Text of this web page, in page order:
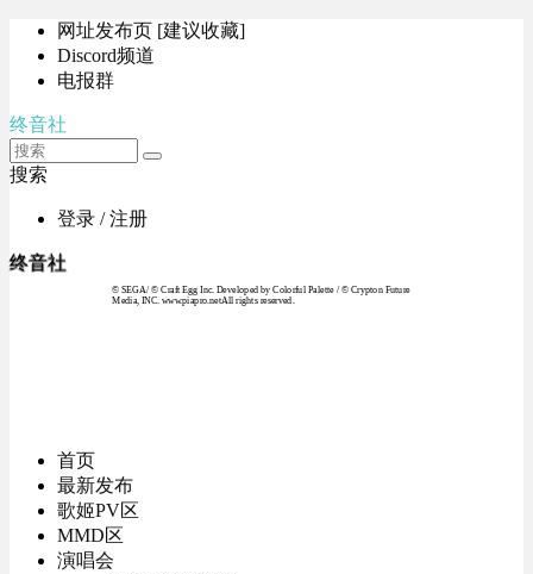
网址发布页 [建议收藏]
Discord频道
电报群
终音社
搜索
登录 / 注册
终音社
© SEGA / © Craft Egg Inc. Developed by Colorful Palette / © Crypton Future
Media, INC. www.piapro.netAll rights reserved.
首页
最新发布
歌姬PV区
MMD区
演唱会